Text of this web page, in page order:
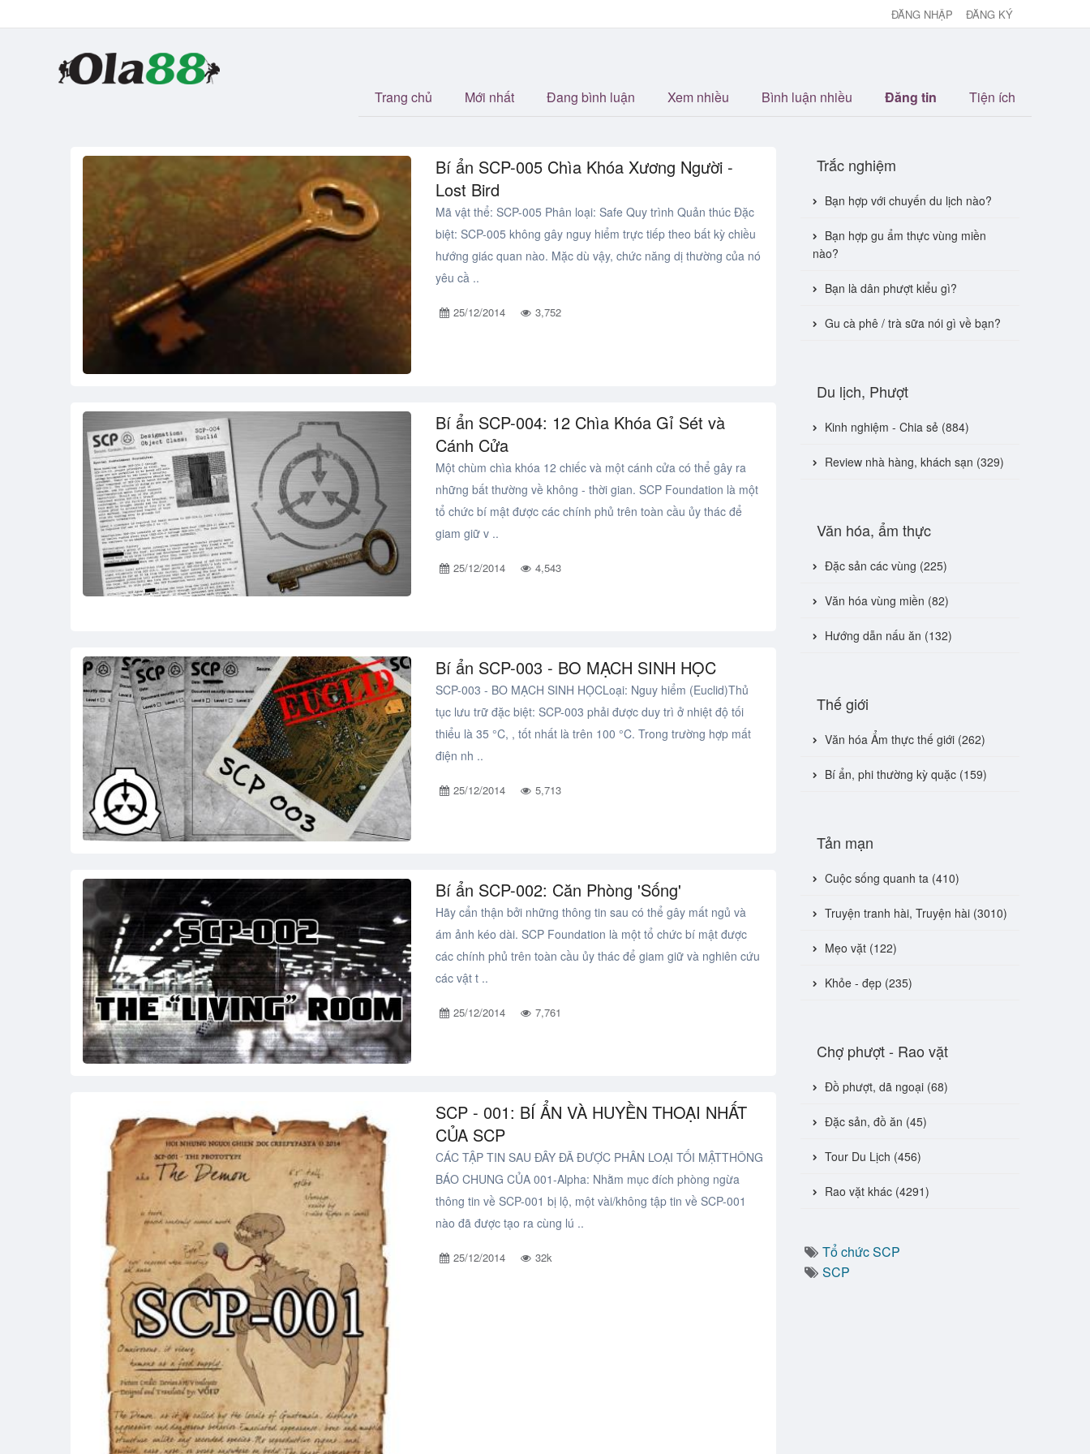
ĐĂNG NHẬP ĐĂNG KÝ
Trang chủ Mới nhất Đang bình luận Xem nhiều Bình luận nhiều Đăng tin Tiện ích
Bí ẩn SCP-005 Chìa Khóa Xương Người -
Lost Bird
Mã vật thể: SCP-005 Phân loại: Safe Quy trình Quản thúc Đặc
biệt: SCP-005 không gây nguy hiểm trực tiếp theo bất kỳ chiều
hướng giác quan nào. Mặc dù vậy, chức năng dị thường của nó
yêu cầ ..
25/12/2014 3,752
Bí ẩn SCP-004: 12 Chìa Khóa Gỉ Sét và
Cánh Cửa
Một chùm chìa khóa 12 chiếc và một cánh cửa có thể gây ra
những bất thường về không - thời gian. SCP Foundation là một
tổ chức bí mật được các chính phủ trên toàn cầu ủy thác để
giam giữ v ..
25/12/2014 4,543
Bí ẩn SCP-003 - BO MẠCH SINH HỌC
SCP-003 - BO MẠCH SINH HỌCLoại: Nguy hiểm (Euclid)Thủ
tục lưu trữ đặc biệt: SCP-003 phải được duy trì ở nhiệt độ tối
thiểu là 35 °C, , tốt nhất là trên 100 °C. Trong trường hợp mất
điện nh ..
25/12/2014 5,713
Bí ẩn SCP-002: Căn Phòng 'Sống'
Hãy cẩn thận bởi những thông tin sau có thể gây mất ngủ và
ám ảnh kéo dài. SCP Foundation là một tổ chức bí mật được
các chính phủ trên toàn cầu ủy thác để giam giữ và nghiên cứu
các vật t ..
25/12/2014 7,761
SCP - 001: BÍ ẨN VÀ HUYỀN THOẠI NHẤT
CỦA SCP
CÁC TẬP TIN SAU ĐÂY ĐÃ ĐƯỢC PHÂN LOẠI TỐI MẬTTHÔNG
BÁO CHUNG CỦA 001-Alpha: Nhằm mục đích phòng ngừa
thông tin về SCP-001 bị lộ, một vài/không tập tin về SCP-001
nào đã được tạo ra cùng lú ..
25/12/2014 32k
Trắc nghiệm
Bạn hợp với chuyến du lịch nào?
Bạn hợp gu ẩm thực vùng miền
nào?
Bạn là dân phượt kiểu gì?
Gu cà phê / trà sữa nói gì về bạn?
Du lịch, Phượt
Kinh nghiệm - Chia sẻ (884)
Review nhà hàng, khách sạn (329)
Văn hóa, ẩm thực
Đặc sản các vùng (225)
Văn hóa vùng miền (82)
Hướng dẫn nấu ăn (132)
Thế giới
Văn hóa Ẩm thực thế giới (262)
Bí ẩn, phi thường kỳ quặc (159)
Tản mạn
Cuộc sống quanh ta (410)
Truyện tranh hài, Truyện hài (3010)
Mẹo vặt (122)
Khỏe - đẹp (235)
Chợ phượt - Rao vặt
Đồ phượt, dã ngoại (68)
Đặc sản, đồ ăn (45)
Tour Du Lịch (456)
Rao vặt khác (4291)
Tổ chức SCP
SCP